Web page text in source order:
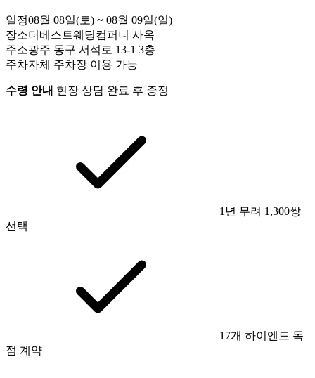
일정08월 08일(토) ~ 08월 09일(일)
장소더베스트웨딩컴퍼니 사옥
주소광주 동구 서석로 13-1 3층
주차자체 주차장 이용 가능
수령 안내 현장 상담 완료 후 증정
1년 무려 1,300쌍
선택
17개 하이엔드 독
점 계약